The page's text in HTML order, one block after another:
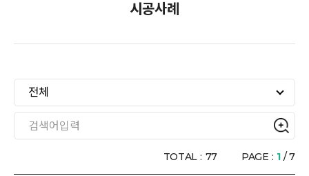
시공사례
전체
TOTAL : 77 PAGE : 1 / 7